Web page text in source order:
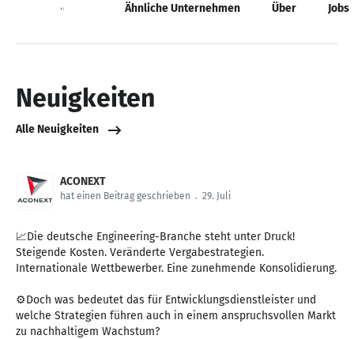
Neuigkeiten Ähnliche Unternehmen Über Jobs
Neuigkeiten
Alle Neuigkeiten
ACONEXT
hat einen Beitrag geschrieben . 29. Juli
📈Die deutsche Engineering-Branche steht unter Druck!
Steigende Kosten. Veränderte Vergabestrategien.
Internationale Wettbewerber. Eine zunehmende Konsolidierung.
⚙️Doch was bedeutet das für Entwicklungsdienstleister und
welche Strategien führen auch in einem anspruchsvollen Markt
zu nachhaltigem Wachstum?